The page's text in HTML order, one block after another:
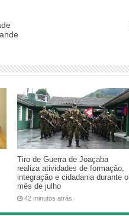
Tiro de Guerra de Joaçaba
realiza atividades de formação,
integração e cidadania durante o
mês de julho
42 minutos atrás